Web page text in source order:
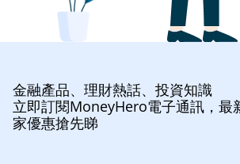
金融產品、理財熱話、投資知識
立即訂閱MoneyHero電子通訊，最
家優惠搶先睇